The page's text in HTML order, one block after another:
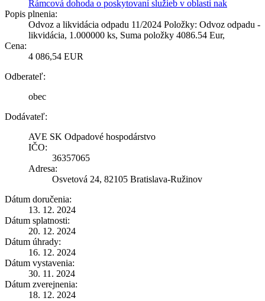
Rámcová dohoda o poskytovaní služieb v oblasti nak
Popis plnenia:
Odvoz a likvidácia odpadu 11/2024 Položky: Odvoz odpadu -
likvidácia, 1.000000 ks, Suma položky 4086.54 Eur,
Cena:
4 086,54 EUR
Odberateľ:
obec
Dodávateľ:
AVE SK Odpadové hospodárstvo
IČO:
36357065
Adresa:
Osvetová 24, 82105 Bratislava-Ružinov
Dátum doručenia:
13. 12. 2024
Dátum splatnosti:
20. 12. 2024
Dátum úhrady:
16. 12. 2024
Dátum vystavenia:
30. 11. 2024
Dátum zverejnenia:
18. 12. 2024